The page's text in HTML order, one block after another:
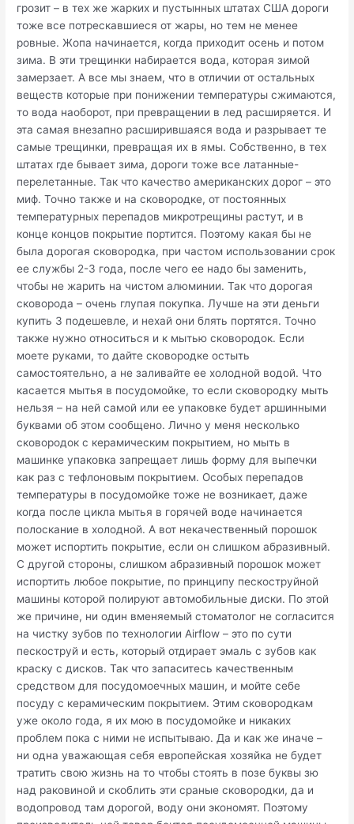
грозит – в тех же жарких и пустынных штатах США дороги
тоже все потрескавшиеся от жары, но тем не менее
ровные. Жопа начинается, когда приходит осень и потом
зима. В эти трещинки набирается вода, которая зимой
замерзает. А все мы знаем, что в отличии от остальных
веществ которые при понижении температуры сжимаются,
то вода наоборот, при превращении в лед расширяется. И
эта самая внезапно расширившаяся вода и разрывает те
самые трещинки, превращая их в ямы. Собственно, в тех
штатах где бывает зима, дороги тоже все латанные-
перелетанные. Так что качество американских дорог – это
миф. Точно также и на сковородке, от постоянных
температурных перепадов микротрещины растут, и в
конце концов покрытие портится. Поэтому какая бы не
была дорогая сковородка, при частом использовании срок
ее службы 2-3 года, после чего ее надо бы заменить,
чтобы не жарить на чистом алюминии. Так что дорогая
сковорода – очень глупая покупка. Лучше на эти деньги
купить 3 подешевле, и нехай они блять портятся. Точно
также нужно относиться и к мытью сковородок. Если
моете руками, то дайте сковородке остыть
самостоятельно, а не заливайте ее холодной водой. Что
касается мытья в посудомойке, то если сковородку мыть
нельзя – на ней самой или ее упаковке будет аршинными
буквами об этом сообщено. Лично у меня несколько
сковородок с керамическим покрытием, но мыть в
машинке упаковка запрещает лишь форму для выпечки
как раз с тефлоновым покрытием. Особых перепадов
температуры в посудомойке тоже не возникает, даже
когда после цикла мытья в горячей воде начинается
полоскание в холодной. А вот некачественный порошок
может испортить покрытие, если он слишком абразивный.
С другой стороны, слишком абразивный порошок может
испортить любое покрытие, по принципу пескоструйной
машины которой полируют автомобильные диски. По этой
же причине, ни один вменяемый стоматолог не согласится
на чистку зубов по технологии Airflow – это по сути
пескоструй и есть, который отдирает эмаль с зубов как
краску с дисков. Так что запаситесь качественным
средством для посудомоечных машин, и мойте себе
посуду с керамическим покрытием. Этим сковородкам
уже около года, я их мою в посудомойке и никаких
проблем пока с ними не испытываю. Да и как же иначе –
ни одна уважающая себя европейская хозяйка не будет
тратить свою жизнь на то чтобы стоять в позе буквы зю
над раковиной и скоблить эти сраные сковородки, да и
водопровод там дорогой, воду они экономят. Поэтому